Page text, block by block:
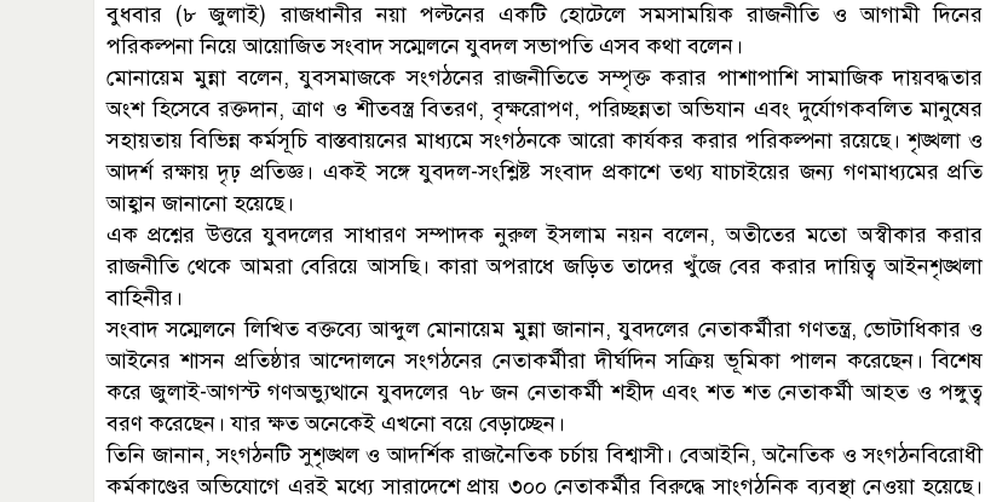
বুধবার (৮ জুলাই) রাজধানীর নয়া পল্টনের একটি হোটেলে সমসাময়িক রাজনীতি ও আগামী দিনের
পরিকল্পনা নিয়ে আয়োজিত সংবাদ সম্মেলনে যুবদল সভাপতি এসব কথা বলেন।
মোনায়েম মুন্না বলেন, যুবসমাজকে সংগঠনের রাজনীতিতে সম্পৃক্ত করার পাশাপাশি সামাজিক দায়বদ্ধতার
অংশ হিসেবে রক্তদান, ত্রাণ ও শীতবস্ত্র বিতরণ, বৃক্ষরোপণ, পরিচ্ছন্নতা অভিযান এবং দুর্যোগকবলিত মানুষের
সহায়তায় বিভিন্ন কর্মসূচি বাস্তবায়নের মাধ্যমে সংগঠনকে আরো কার্যকর করার পরিকল্পনা রয়েছে। শৃঙ্খলা ও
আদর্শ রক্ষায় দৃঢ় প্রতিজ্ঞ। একই সঙ্গে যুবদল-সংশ্লিষ্ট সংবাদ প্রকাশে তথ্য যাচাইয়ের জন্য গণমাধ্যমের প্রতি
আহ্বান জানানো হয়েছে।
এক প্রশ্নের উত্তরে যুবদলের সাধারণ সম্পাদক নুরুল ইসলাম নয়ন বলেন, অতীতের মতো অস্বীকার করার
রাজনীতি থেকে আমরা বেরিয়ে আসছি। কারা অপরাধে জড়িত তাদের খুঁজে বের করার দায়িত্ব আইনশৃঙ্খলা
বাহিনীর।
সংবাদ সম্মেলনে লিখিত বক্তব্যে আব্দুল মোনায়েম মুন্না জানান, যুবদলের নেতাকর্মীরা গণতন্ত্র, ভোটাধিকার ও
আইনের শাসন প্রতিষ্ঠার আন্দোলনে সংগঠনের নেতাকর্মীরা দীর্ঘদিন সক্রিয় ভূমিকা পালন করেছেন। বিশেষ
করে জুলাই-আগস্ট গণঅভ্যুত্থানে যুবদলের ৭৮ জন নেতাকর্মী শহীদ এবং শত শত নেতাকর্মী আহত ও পঙ্গুত্ব
বরণ করেছেন। যার ক্ষত অনেকেই এখনো বয়ে বেড়াচ্ছেন।
তিনি জানান, সংগঠনটি সুশৃঙ্খল ও আদর্শিক রাজনৈতিক চর্চায় বিশ্বাসী। বেআইনি, অনৈতিক ও সংগঠনবিরোধী
কর্মকাণ্ডের অভিযোগে এরই মধ্যে সারাদেশে প্রায় ৩০০ নেতাকর্মীর বিরুদ্ধে সাংগঠনিক ব্যবস্থা নেওয়া হয়েছে।